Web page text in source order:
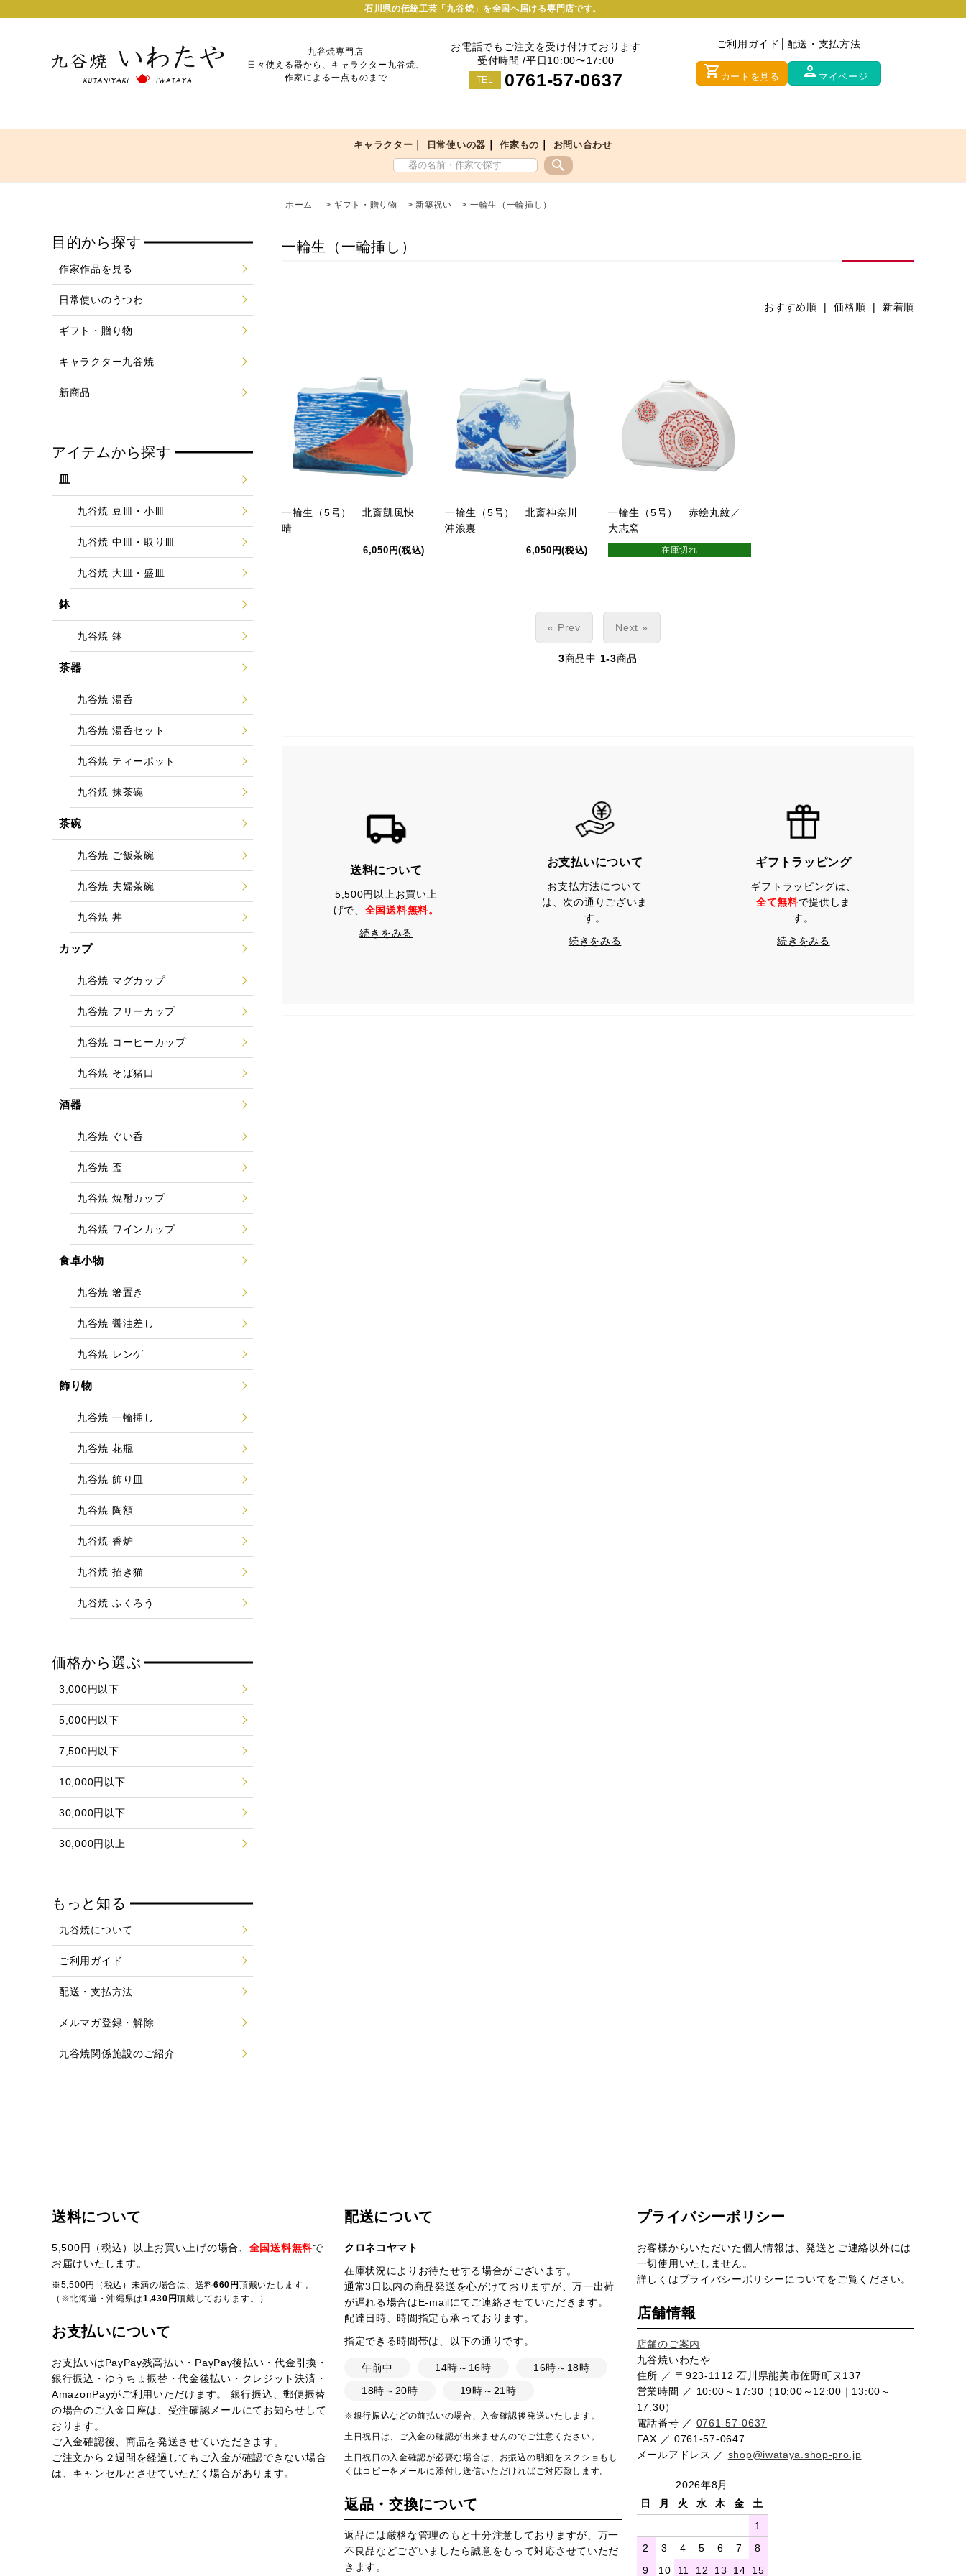
石川県の伝統工芸「九谷焼」を全国へ届ける専門店です。
九谷焼専門店
日々使える器から、キャラクター九谷焼、
作家による一点ものまで
お電話でもご注文を受け付けております
受付時間 /平日10:00〜17:00
TEL 0761-57-0637
ご利用ガイド 配送・支払方法
shopping_cart カートを見る person マイページ
キャラクター 日常使いの器 ｜作家もの お問い合わせ
search
ホーム > ギフト・贈り物 > 新築祝い > 一輪生（一輪挿し）
一輪生（一輪挿し）
おすすめ順 |価格順 | 新着順
一輪生（5号） 北斎凱風快
晴
6,050円(税込)
一輪生（5号） 北斎神奈川
沖浪裏
6,050円(税込)
一輪生（5号） 赤絵丸紋／
大志窯
在庫切れ
« Prev Next »
3商品中 1-3商品
送料について
5,500円以上お買い上
げで、 全国送料無料。
続きをみる
お支払いについて
お支払方法について
は、次の通りございま
す。
続きをみる
ギフトラッピング
ギフトラッピングは、
全て無料で提供しま
す。
続きをみる
目的から探す
作家作品を見る
日常使いのうつわ
ギフト・贈り物
キャラクター九谷焼
新商品
アイテムから探す
皿
九谷焼 豆皿・小皿
九谷焼 中皿・取り皿
九谷焼 大皿・盛皿
鉢
九谷焼 鉢
茶器
九谷焼 湯呑
九谷焼 湯呑セット
九谷焼 ティーポット
九谷焼 抹茶碗
茶碗
九谷焼 ご飯茶碗
九谷焼 夫婦茶碗
九谷焼 丼
カップ
九谷焼 マグカップ
九谷焼 フリーカップ
九谷焼 コーヒーカップ
九谷焼 そば猪口
酒器
九谷焼 ぐい呑
九谷焼 盃
九谷焼 焼酎カップ
九谷焼 ワインカップ
食卓小物
九谷焼 箸置き
九谷焼 醤油差し
九谷焼 レンゲ
飾り物
九谷焼 一輪挿し
九谷焼 花瓶
九谷焼 飾り皿
九谷焼 陶額
九谷焼 香炉
九谷焼 招き猫
九谷焼 ふくろう
価格から選ぶ
3,000円以下
5,000円以下
7,500円以下
10,000円以下
30,000円以下
30,000円以上
もっと知る
九谷焼について
ご利用ガイド
配送・支払方法
メルマガ登録・解除
九谷焼関係施設のご紹介
送料について
5,500円（税込）以上お買い上げの場合、 全国送料無料で
お届けいたします。
※5,500円（税込）未満の場合は、送料660円 頂戴いたします 。
（※北海道・沖縄県は1,430円頂戴しております。）
お支払いについて
お支払いはPayPay残高払い・PayPay後払い・代金引換・
銀行振込・ゆうちょ振替・代金後払い・クレジット決済・
AmazonPayがご利用いただけます。 銀行振込、郵便振替
の場合のご入金口座は、受注確認メールにてお知らせして
おります。
ご入金確認後、商品を発送させていただきます。
ご注文から２週間を経過してもご入金が確認できない場合
は、キャンセルとさせていただく場合があります。
配送について
クロネコヤマト
在庫状況によりお待たせする場合がございます。
通常3日以内の商品発送を心がけておりますが、万一出荷
が遅れる場合はE-mailにてご連絡させていただきます。
配達日時、時間指定も承っております。
指定できる時間帯は、以下の通りです。
午前中 14時～16時
16時～18時
18時～20時
19時～21時
※銀行振込などの前払いの場合、入金確認後発送いたします。
土日祝日は、ご入金の確認が出来ませんのでご注意ください。
土日祝日の入金確認が必要な場合は、お振込の明細をスクショもし
くはコピーをメールに添付し送信いただければご対応致します。
返品・交換について
返品には厳格な管理のもと十分注意しておりますが、万一
不良品などございましたら誠意をもって対応させていただ
きます。
プライバシーポリシー
お客様からいただいた個人情報は、発送とご連絡以外には
一切使用いたしません。
詳しくはプライバシーポリシーについてをご覧ください。
店舗情報
店舗のご案内
九谷焼いわたや
住所 ／ 〒923-1112 石川県能美市佐野町ヌ137
営業時間 ／ 10:00～17:30（10:00～12:00｜13:00～
17:30）
電話番号 ／ 0761-57-0637
FAX ／ 0761-57-0647
メールアドレス ／ shop@iwataya.shop-pro.jp
2026年8月
日
月 火 水 木 金
土
1
2
3 4 5 6 7
8
9
10 11 12 13 14 15